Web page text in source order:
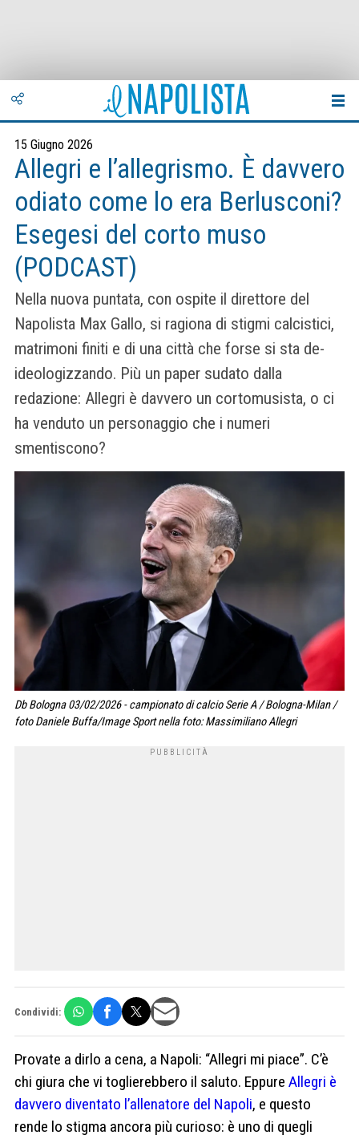
15 Giugno 2026
Allegri e l’allegrismo. È davvero
odiato come lo era Berlusconi?
Esegesi del corto muso
(PODCAST)
Nella nuova puntata, con ospite il direttore del
Napolista Max Gallo, si ragiona di stigmi calcistici,
matrimoni finiti e di una città che forse si sta de-
ideologizzando. Più un paper sudato dalla
redazione: Allegri è davvero un cortomusista, o ci
ha venduto un personaggio che i numeri
smentiscono?
Db Bologna 03/02/2026 - campionato di calcio Serie A / Bologna-Milan /
foto Daniele Buffa/Image Sport nella foto: Massimiliano Allegri
Condividi:
Provate a dirlo a cena, a Napoli: “Allegri mi piace”. C’è
chi giura che vi toglierebbero il saluto. Eppure Allegri è
davvero diventato l’allenatore del Napoli, e questo
rende lo stigma ancora più curioso: è uno di quegli